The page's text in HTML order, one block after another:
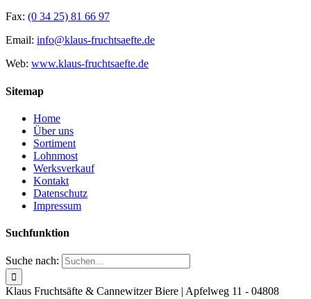
Fax: (0 34 25) 81 66 97
Email: info@klaus-fruchtsaefte.de
Web: www.klaus-fruchtsaefte.de
Sitemap
Home
Über uns
Sortiment
Lohnmost
Werksverkauf
Kontakt
Datenschutz
Impressum
Suchfunktion
Suche nach:
Klaus Fruchtsäfte & Cannewitzer Biere | Apfelweg 11 - 04808